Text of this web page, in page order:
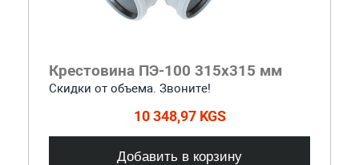
Крестовина ПЭ-100 315x315 мм
Скидки от объема. Звоните!
10 348,97 KGS
Добавить в корзину